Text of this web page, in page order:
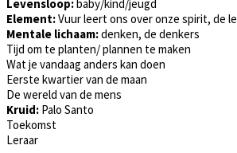
Levensloop:baby/kind/jeugd
Element:Vuur leert ons over onze spirit, de
Mentale lichaam:denken, de denkers
Tijd om te planten/ plannen te maken
Wat je vandaag anders kan doen
Eerste kwartier van de maan
De wereld van de mens
Kruid: Palo Santo
Toekomst
Leraar